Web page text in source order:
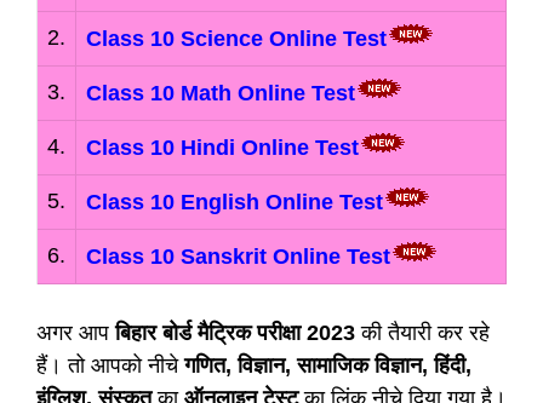
2. Class 10 Science Online Test
3. Class 10 Math Online Test
4. Class 10 Hindi Online Test
5. Class 10 English Online Test
6. Class 10 Sanskrit Online Test
अगर आपबिहार बोर्ड मैट्रिक परीक्षा 2023 की तैयारी कर रहे
हैं। तो आपको नीचेगणित, विज्ञान, सामाजिक विज्ञान, हिंदी,
इंग्लिश, संस्कृतका ऑनलाइन टेस्टका लिंक नीचे दिया गया है।